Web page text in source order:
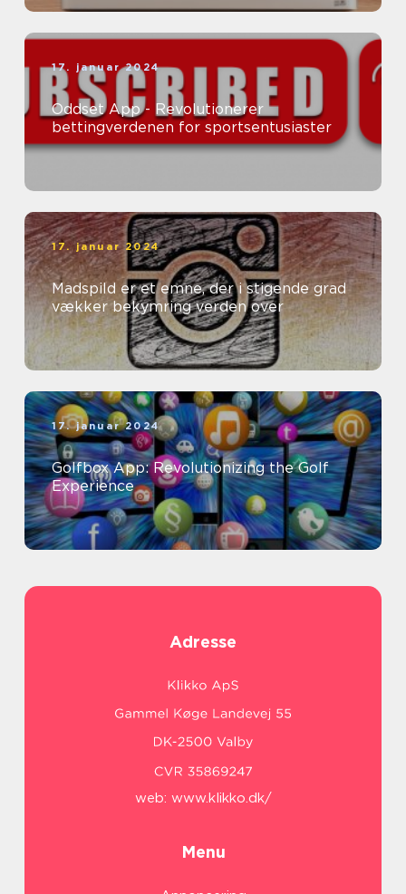
17. januar 2024
Oddset App - Revolutionerer
bettingverdenen for sportsentusiaster
17. januar 2024
Madspild er et emne, der i stigende grad
vækker bekymring verden over
17. januar 2024
Golfbox App: Revolutionizing the Golf
Experience
Adresse
web: www.klikko.dk/
Menu